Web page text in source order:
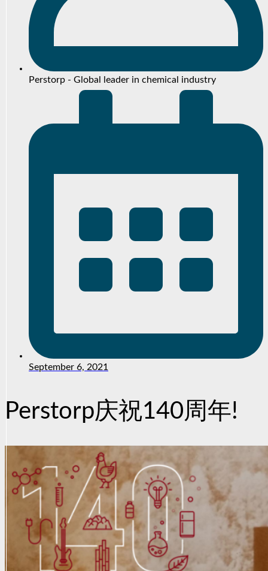
Perstorp - Global leader in chemical industry
September 6, 2021
Perstorp庆祝140周年!